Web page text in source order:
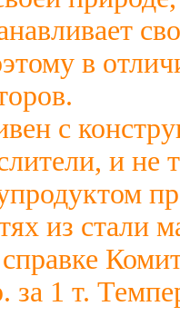
в
с
и не
из
за 1 т.